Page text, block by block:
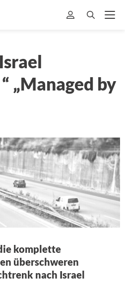
„Managed by
komplette
überschweren
nach Israel